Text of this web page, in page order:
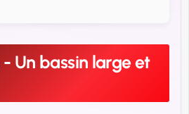
Un bassin large et